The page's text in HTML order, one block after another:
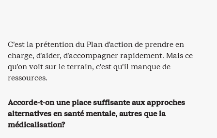
C’est la prétention du Plan d’action de prendre en
charge, d’aider, d’accompagner rapidement. Mais ce
qu’on voit sur le terrain, c’est qu’il manque de
ressources.
Accorde-t-on une place suffisante aux approches
alternatives en santé mentale, autres que la
médicalisation?